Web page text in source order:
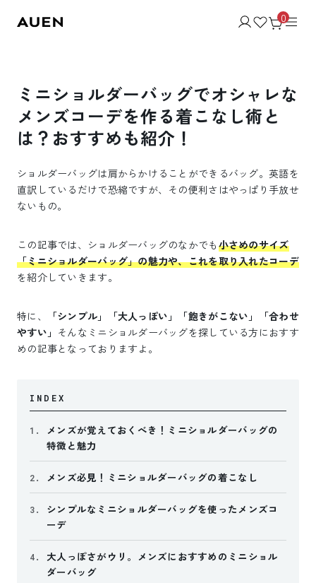
0
ミニショルダーバッグでオシャレな
メンズコーデを作る着こなし術と
は？おすすめも紹介！
ショルダーバッグは肩からかけることができるバッグ。英語を
直訳しているだけで恐縮ですが、その便利さはやっぱり手放せ
ないもの。
この記事では、ショルダーバッグのなかでも 小さめのサイズ
「ミニショルダーバッグ」の魅力や、これを取り入れたコーデ
を紹介していきます。
特に、
「シンプル」「大人っぽい」「飽きがこない」「合わせ
やすい」 そんなミニショルダーバッグを探している方におすす
めの記事となっておりますよ。
INDEX
1.
メンズが覚えておくべき！ミニショルダーバッグの
特徴と魅力
2. メンズ必見！ミニショルダーバッグの着こなし
3.
シンプルなミニショルダーバッグを使ったメンズコ
ーデ
4.
大人っぽさがウリ。メンズにおすすめのミニショル
ダーバッグ